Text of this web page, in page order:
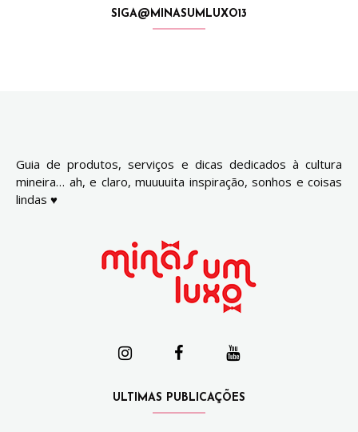
SIGA@MINASUMLUXO13
Guia de produtos, serviços e dicas dedicados à cultura
mineira… ah, e claro, muuuuita inspiração, sonhos e coisas
lindas ♥
ULTIMAS PUBLICAÇÕES